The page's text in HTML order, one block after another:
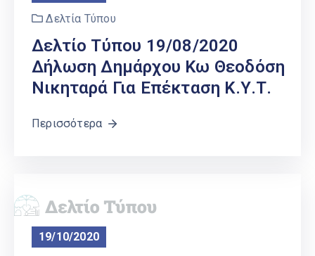
Δελτία Τύπου
Δελτίο Τύπου 19/08/2020
Δήλωση Δημάρχου Κω Θεοδόση
Νικηταρά Για Επέκταση Κ.Υ.Τ.
Περισσότερα
19/10/2020